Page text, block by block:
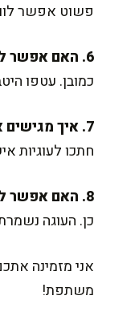
פשוט אפשר
6. האם אפשר להקפיא את העוגה?
כמובן. עטפו
7. איך מגישים את העוגה בצורה חגיגית?
חתכו לעוגיות
8. האם אפשר להכין מראש?
כן. העוגה
אני מזמינה
משתפת!